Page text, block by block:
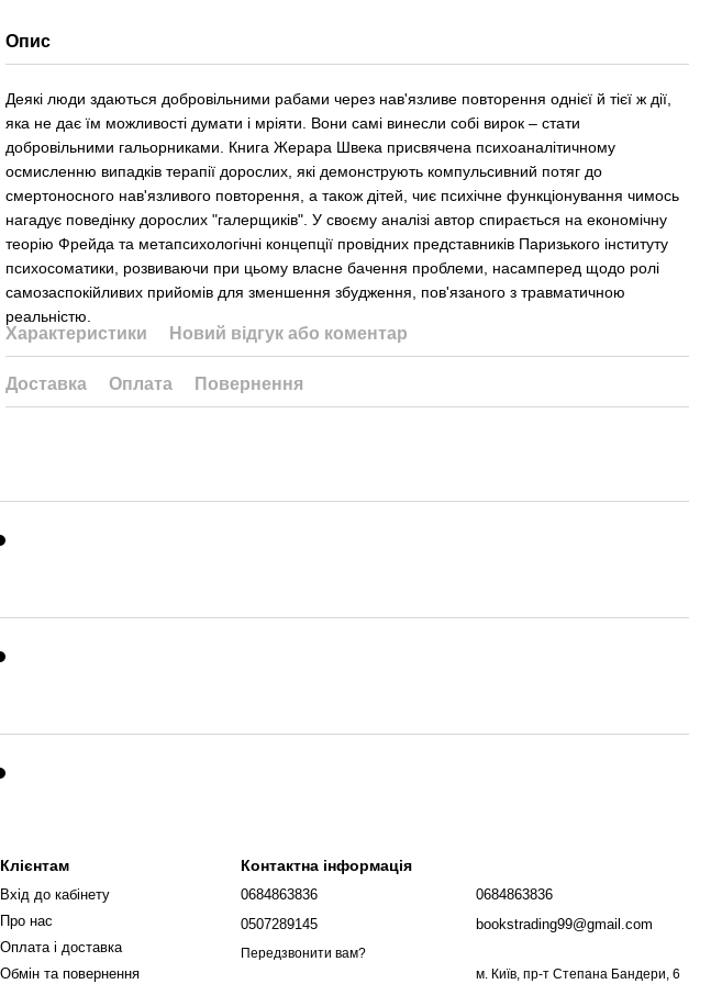
Опис
Деякі люди здаються добровільними рабами через нав'язливе повторення однієї й тієї ж дії,
яка не дає їм можливості думати і мріяти. Вони самі винесли собі вирок – стати
добровільними гальорниками. Книга Жерара Швека присвячена психоаналітичному
осмисленню випадків терапії дорослих, які демонструють компульсивний потяг до
смертоносного нав'язливого повторення, а також дітей, чиє психічне функціонування чимось
нагадує поведінку дорослих "галерщиків". У своєму аналізі автор спирається на економічну
теорію Фрейда та метапсихологічні концепції провідних представників Паризького інституту
психосоматики, розвиваючи при цьому власне бачення проблеми, насамперед щодо ролі
самозаспокійливих прийомів для зменшення збудження, пов'язаного з травматичною
реальністю.
Характеристики Новий відгук або коментар
Доставка Оплата Повернення
Клієнтам
Вхід до кабінету
Про нас
Оплата і доставка
Обмін та повернення
Контактна інформація
0684863836
0507289145
Передзвонити вам?
0684863836
bookstrading99@gmail.com
м. Київ, пр-т Степана Бандери, 6